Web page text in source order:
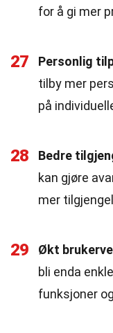
for å gi mer
27 Personlig
tilby mer
på
28 Bedre
kan gjøre
mer
29 Økt
bli enda
funksjoner